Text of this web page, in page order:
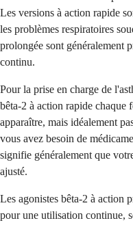
Les versions à action rapide
les problèmes respiratoires
prolongée sont généralement
continu.
Pour la prise en charge de
bêta-2 à action rapide chaque
apparaître, mais idéalement
vous avez besoin de
signifie généralement que
ajusté.
Les agonistes bêta-2 à action
pour une utilisation continue,